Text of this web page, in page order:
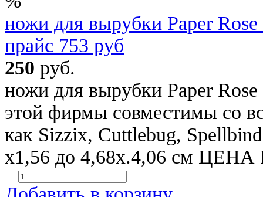
ножи для вырубки Paper
прайс 753 руб
250 руб.
ножи для вырубки Paper
этой фирмы совместимы со
как Sizzix, Cuttlebug,
х1,56 до 4,68х.4,06 см